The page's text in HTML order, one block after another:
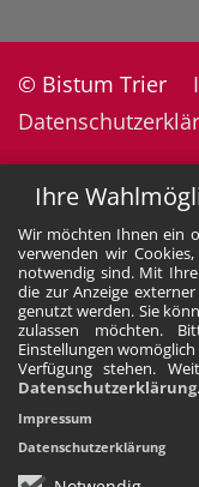
Ihre
Wir möchten Ihnen ein
verwenden wir
notwendig sind. Mit
die zur Anzeige
genutzt werden. Sie
zulassen möchten.
Einstellungen
Verfügung stehen.
Datenschutzerklärung.
Impressum
Datenschutzerklärung
© Bistum Trier